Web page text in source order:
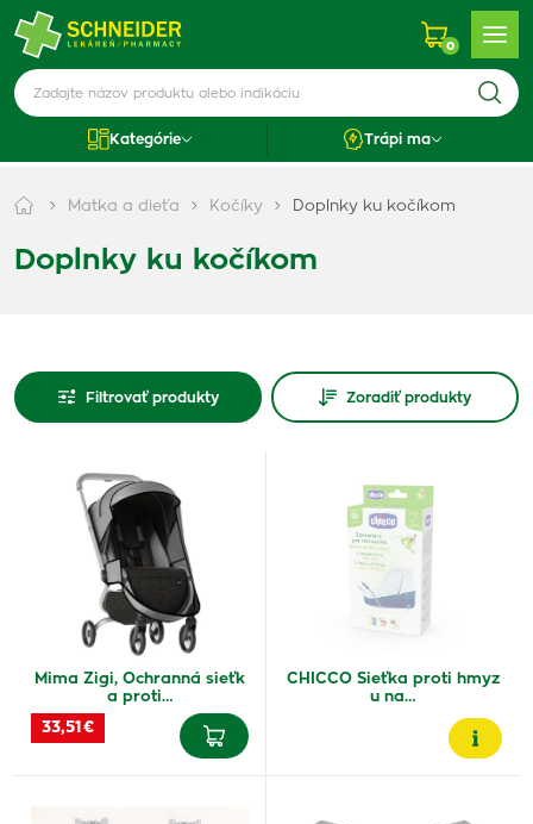
0
Kategórie Trápi ma
Matka a dieťa Kočíky Doplnky ku kočíkom
Doplnky ku kočíkom
Filtrovať produkty Zoradiť produkty
Mima Zigi, Ochranná sieťk
a proti…
33,51 €
CHICCO Sieťka proti hmyz
u na…